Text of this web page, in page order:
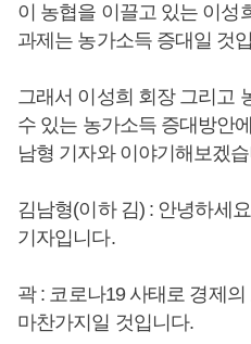
이 농협을 이끌고 있는 이성
과제는 농가소득 증대일 것
그래서 이성희 회장 그리고
수 있는 농가소득 증대방안
남형 기자와 이야기해보겠
김남형(이하 김) : 안녕하세
기자입니다.
곽 : 코로나19 사태로 경제
마찬가지일 것입니다.